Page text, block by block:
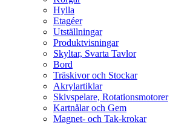
Hylla
Etagéer
Utställningar
Produktvisningar
Skyltar, Svarta Tavlor
Bord
Träskivor och Stockar
Akrylartiklar
Skivspelare, Rotationsmotorer
Kartnålar och Gem
Magnet- och Tak-krokar